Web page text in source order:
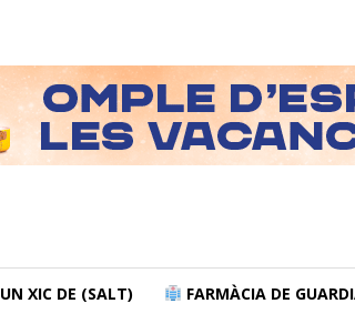
UN XIC DE (SALT) FARMÀCIA DE